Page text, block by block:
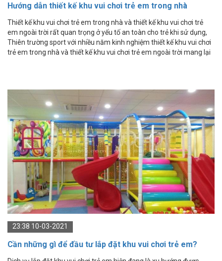
Hướng dẫn thiết kế khu vui chơi trẻ em trong nhà
Thiết kế khu vui chơi trẻ em trong nhà và thiết kế khu vui chơi trẻ
em ngoài trời rất quan trọng ở yếu tố an toàn cho trẻ khi sử dụng,
Thiên trường sport với nhiều năm kinh nghiệm thiết kế khu vui chơi
trẻ em trong nhà và thiết kế khu vui chơi trẻ em ngoài trời mang lại
23:38 10-03-2021
Cần những gì để đầu tư lắp đặt khu vui chơi trẻ em?